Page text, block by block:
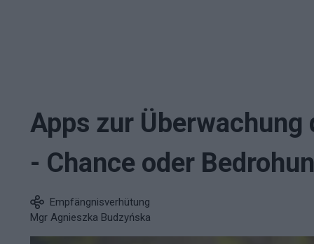
Apps zur
- Chance oder
Empfängnisverhütung
Mgr Agnieszka Budzyńska